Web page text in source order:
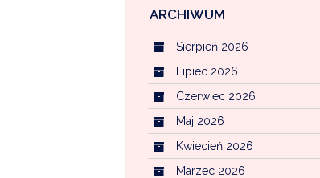
WFOŚ
CENTRALNA
GOSPODARKA ODPADAMI KOMUNALNYMI
ARCHIWUM
Sierpień 2026
Lipiec 2026
Czerwiec 2026
Maj 2026
Kwiecień 2026
Marzec 2026